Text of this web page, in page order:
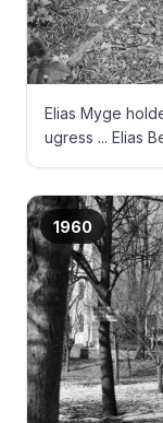
Elias Myge
ugress
1960